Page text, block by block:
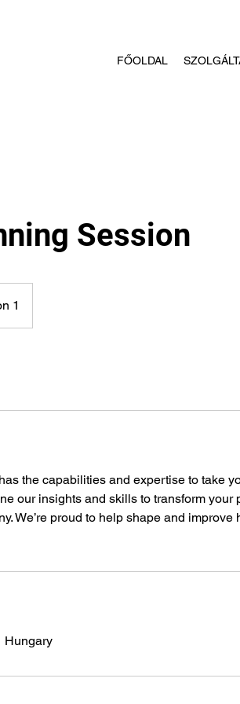
FŐOLDAL
Session
1
the capabilities and expertise to take
our insights and skills to transform your
We’re proud to help shape and
Hungary